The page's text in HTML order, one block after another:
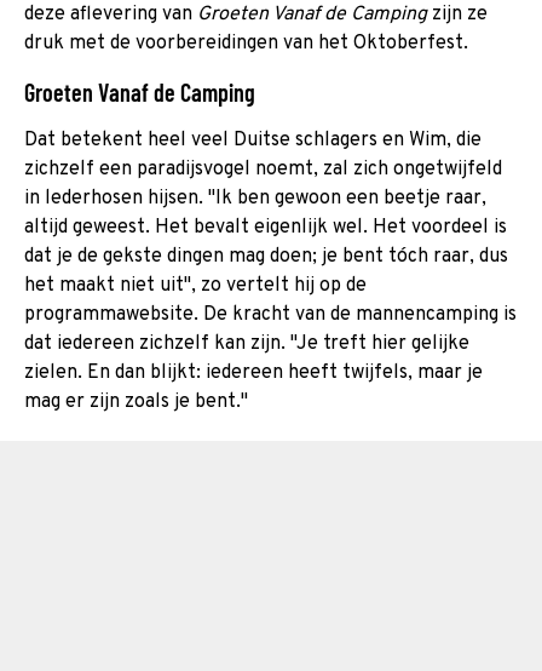
deze aflevering van Groeten Vanaf de Campingzijn ze
druk met de voorbereidingen van het Oktoberfest.
Groeten Vanaf de Camping
Dat betekent heel veel Duitse schlagers en Wim, die
zichzelf een paradijsvogel noemt, zal zich ongetwijfeld
in lederhosen hijsen. "Ik ben gewoon een beetje raar,
altijd geweest. Het bevalt eigenlijk wel. Het voordeel is
dat je de gekste dingen mag doen; je bent tóch raar, dus
het maakt niet uit", zo vertelt hij op de
programmawebsite. De kracht van de mannencamping is
dat iedereen zichzelf kan zijn. "Je treft hier gelijke
zielen. En dan blijkt: iedereen heeft twijfels, maar je
mag er zijn zoals je bent."